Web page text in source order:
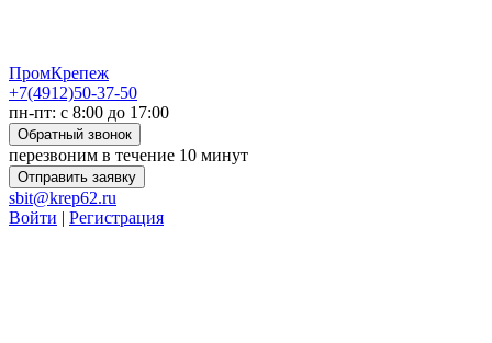
ПромКрепеж
+7(4912)50-37-50
пн-пт: с 8:00 до 17:00
Обратный звонок
перезвоним в течение 10 минут
Отправить заявку
sbit@krep62.ru
Войти | Регистрация